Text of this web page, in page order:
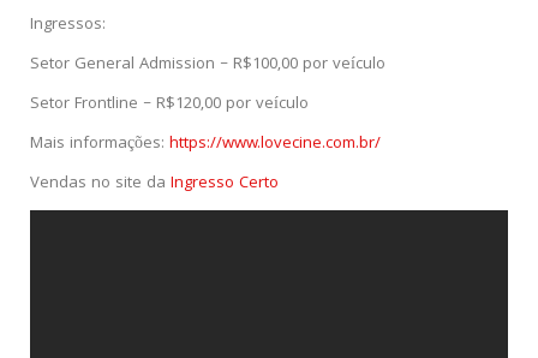
Ingressos:
Setor General Admission – R$100,00 por veículo
Setor Frontline – R$120,00 por veículo
Mais informações: https://www.lovecine.com.br/
Vendas no site da Ingresso Certo